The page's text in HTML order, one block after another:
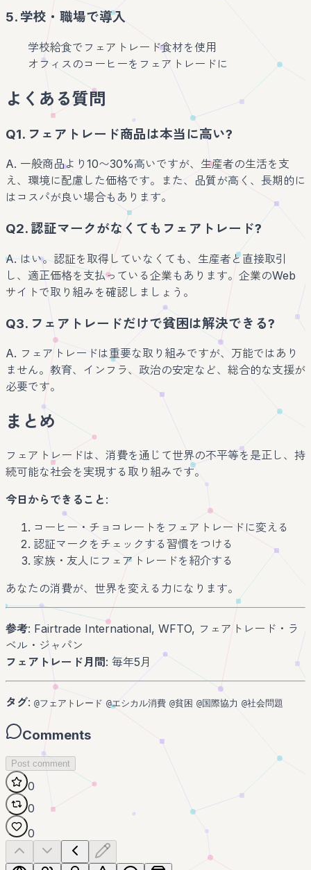
5. 学校・職場で導入
学校給食でフェアトレード食材を使用
オフィスのコーヒーをフェアトレードに
よくある質問
Q1. フェアトレード商品は本当に高い?
A. 一般商品より10〜30%高いですが、生産者の生活を支
え、環境に配慮した価格です。また、品質が高く、長期的に
はコスパが良い場合もあります。
Q2. 認証マークがなくてもフェアトレード?
A. はい。認証を取得していなくても、生産者と直接取引
し、適正価格を支払っている企業もあります。企業のWeb
サイトで取り組みを確認しましょう。
Q3. フェアトレードだけで貧困は解決できる?
A. フェアトレードは重要な取り組みですが、万能ではあり
ません。教育、インフラ、政治の安定など、総合的な支援が
必要です。
まとめ
フェアトレードは、消費を通じて世界の不平等を是正し、持
続可能な社会を実現する取り組みです。
今日からできること :
コーヒー・チョコレートをフェアトレードに変える
認証マークをチェックする習慣をつける
家族・友人にフェアトレードを紹介する
あなたの消費が、世界を変える力になります。
参考: Fairtrade International, WFTO, フェアトレード・ラ
ベル・ジャパン
フェアトレード月間 : 毎年5月
タグ: @フェアトレード @エシカル消費 @貧困 @国際協力 @社会問題
Comments
Post comment
0
0
0